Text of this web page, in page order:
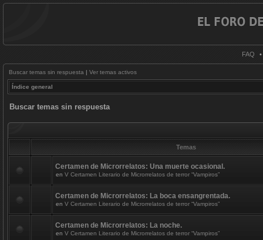
FAQ •
Buscar temas sin respuesta | Ver temas activos
Índice general
Buscar temas sin respuesta
Temas
Certamen de Microrrelatos: Una muerte ocasional.
en V Certamen Literario de Microrrelatos de terror “Vampiros”
Certamen de Microrrelatos: La boca ensangrentada.
en V Certamen Literario de Microrrelatos de terror “Vampiros”
Certamen de Microrrelatos: La noche.
en V Certamen Literario de Microrrelatos de terror “Vampiros”